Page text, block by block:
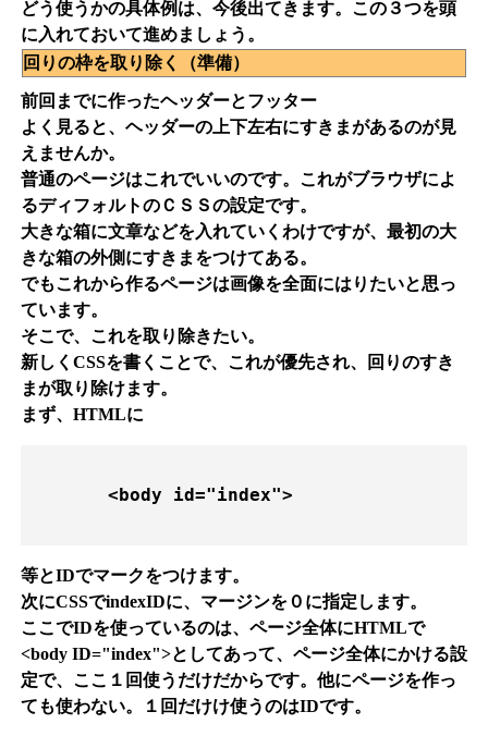
どう使うかの具体例は、今後出てきます。この３つを頭
に入れておいて進めましょう。
回りの枠を取り除く（準備）
前回までに作ったヘッダーとフッター
よく見ると、ヘッダーの上下左右にすきまがあるのが見
えませんか。
普通のページはこれでいいのです。これがブラウザによ
るディフォルトのＣＳＳの設定です。
大きな箱に文章などを入れていくわけですが、最初の大
きな箱の外側にすきまをつけてある。
でもこれから作るページは画像を全面にはりたいと思っ
ています。
そこで、これを取り除きたい。
新しくCSSを書くことで、これが優先され、回りのすき
まが取り除けます。
まず、HTMLに
       <body id="index">
等とIDでマークをつけます。
次にCSSでindexIDに、マージンを０に指定します。
ここでIDを使っているのは、ページ全体にHTMLで
<body ID="index">としてあって、ページ全体にかける設
定で、ここ１回使うだけだからです。他にページを作っ
ても使わない。１回だけけ使うのはIDです。